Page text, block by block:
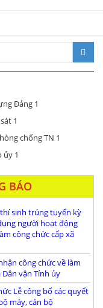
sạch, vững mạnh; đổi
BÁO
sinh trúng tuyển kỳ
người hoạt động
công chức cấp xã
công chức về làm
vận Tỉnh ủy
Lễ công bố các quyết
máy, cán bộ